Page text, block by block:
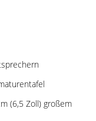
(6,5 Zoll) großem